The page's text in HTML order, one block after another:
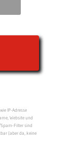
IP-Adresse
Website und
Filter sind
(aber da, keine